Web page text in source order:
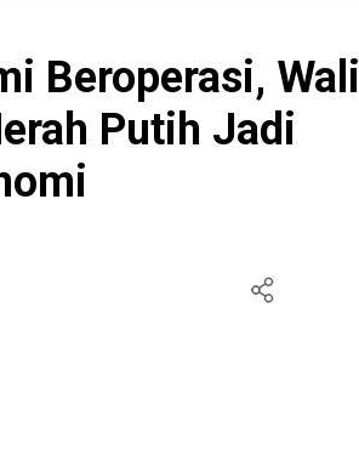
Beroperasi, Wali
Putih Jadi